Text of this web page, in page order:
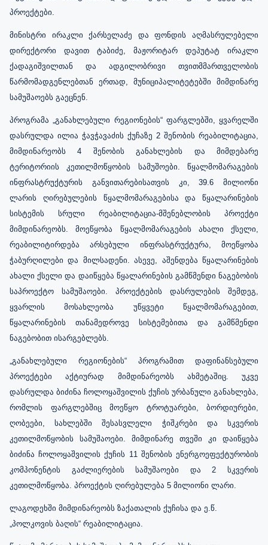
პროექტები.
მინისტრი ირაკლი ქარსელაძე და ფონდის აღმასრულებელი
დირექტორი დავით ტაბიძე, მაჟორიტარ დეპუტატ ირაკლი
ქადაგიშვილთან და ადგილობრივი თვითმმართველობის
წარმომადგენლებთან ერთად, მუნიციპალიტეტებში მიმდინარე
სამუშაოებს გაეცნენ.
პროგრამა „განახლებული რეგიონების“ ფარგლებში, ყვარელში
დასრულდა ილია ჭავჭავაძის ქუჩაზე 2 შენობის რეაბილიტაცია,
მიმდინარეობს 4 შენობის განახლების და მიმდებარე
ტერიტორიის კეთილმოწყობის სამუშოები. წყალმომარაგების
ინფრასტრუქტურის განვითარებისათვის კი, 39.6 მილიონი
ლარის ღირებულების წყალმომარაგებისა და წყალარინების
სისტემის სრული რეაბილიტაცია-მშენებლობის პროექტი
მიმდინარეობს. მოეწყობა წყალმომარაგების ახალი ქსელი,
რეაბილიტირდება არსებული ინფრასტრუქტურა, მოეწყობა
ჭაბურღილები და მილსადენი. ასევე, აშენდება წყალარინების
ახალი ქსელი და დაიწყება წყალარინების გამწმენდი ნაგებობის
საპროექტო სამუშაოები. პროექტების დასრულების შემდეგ,
ყვარლის მოსახლეობა უწყვეტი წყალმომარაგებით,
წყალარინების თანამედროვე სისტემებითა და გამწმენდი
ნაგებობით ისარგებლებს.
„განახლებული რეგიონების“ პროგრამით დაფინანსებული
პროექტები აქტიურად მიმდინარეობს ახმეტაშიც. უკვე
დასრულდა ბიძინა ჩოლოყაშვილის ქუჩის ურბანული განახლება,
რომლის ფარგლებშიც მოეწყო ტროტუარები, ბორდიურები,
ღობეები, სახლებში შესასვლელი ჭიშკრები და სკვერის
კეთილმოწყობის სამუშაოები. მიმდინარე თვეში კი დაიწყება
ბიძინა ჩოლოყაშვილის ქუჩის 11 შენობის ენერგოეფექტურობის
კომპონენტის გაძლიერების სამუშაოები და 2 სკვერის
კეთილმოწყობა. პროექტის ღირებულება 5 მილიონი ლარი.
ლაგოდეხში მიმდინარეობს ზაქათალის ქუჩისა და ე.წ.
„პოლკოვის ბაღის“ რეაბილიტაცია.